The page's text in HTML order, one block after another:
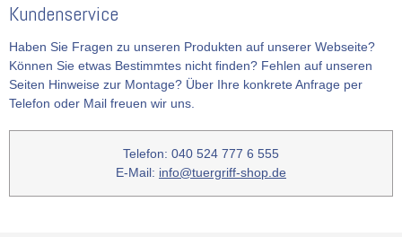
Kundenservice
Haben Sie Fragen zu unseren Produkten auf unserer Webseite?
Können Sie etwas Bestimmtes nicht finden? Fehlen auf unseren
Seiten Hinweise zur Montage? Über Ihre konkrete Anfrage per
Telefon oder Mail freuen wir uns.
Telefon: 040 524 777 6 555
E-Mail: info@tuergriff-shop.de